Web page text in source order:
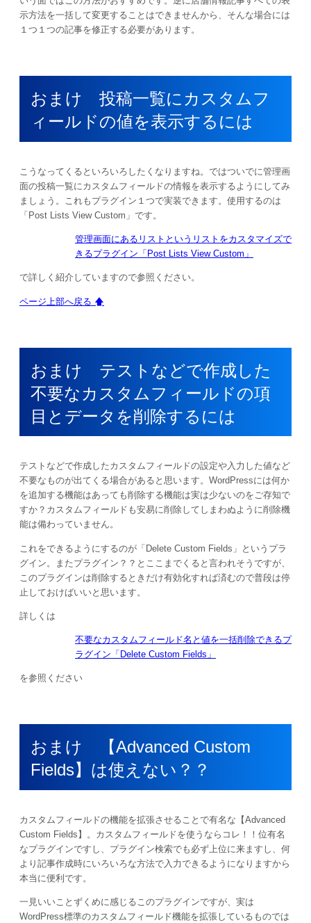
示方法を一括して変更することはできませんから、そんな場合には
１つ１つの記事を修正する必要があります。
おまけ 投稿一覧にカスタムフ
ィールドの値を表示するには
こうなってくるといろいろしたくなりますね。ではついでに管理画
面の投稿一覧にカスタムフィールドの情報を表示するようにしてみ
ましょう。これもプラグイン１つで実装できます。使用するのは
「Post Lists View Custom」です。
管理画面にあるリストというリストをカスタマイズで
きるプラグイン「Post Lists View Custom」
で詳しく紹介していますので参照ください。
ページ上部へ戻る 🡅
おまけ テストなどで作成した
不要なカスタムフィールドの項
目とデータを削除するには
テストなどで作成したカスタムフィールドの設定や入力した値など
不要なものが出てくる場合があると思います。WordPressには何か
を追加する機能はあっても削除する機能は実は少ないのをご存知で
すか？カスタムフィールドも安易に削除してしまわぬように削除機
能は備わっていません。
これをできるようにするのが「Delete Custom Fields」というプラ
グイン。またプラグイン？？とここまでくると言われそうですが、
このプラグインは削除するときだけ有効化すれば済むので普段は停
止しておけばいいと思います。
詳しくは
不要なカスタムフィールド名と値を一括削除できるプ
ラグイン「Delete Custom Fields」
を参照ください
おまけ 【Advanced Custom
Fields】は使えない？？
カスタムフィールドの機能を拡張させることで有名な【Advanced
Custom Fields】。カスタムフィールドを使うならコレ！！位有名
なプラグインですし、プラグイン検索でも必ず上位に来ますし、何
より記事作成時にいろいろな方法で入力できるようになりますから
本当に便利です。
一見いいことずくめに感じるこのプラグインですが、実は
WordPress標準のカスタムフィールド機能を拡張しているものでは